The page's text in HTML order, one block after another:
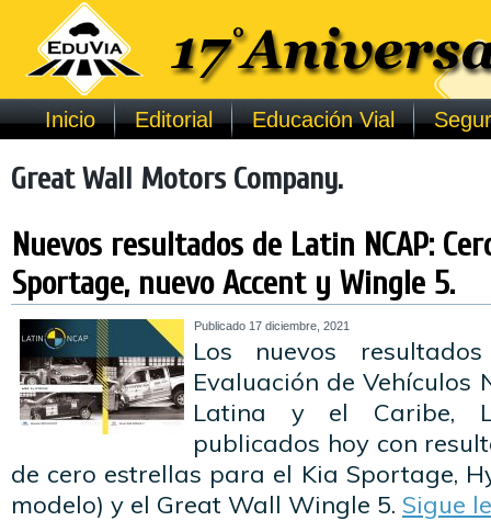
Inicio Editorial Educación Vial
Great Wall Motors Company.
Nuevos resultados de Latin NCAP:
Sportage, nuevo Accent y Wingle 5.
Publicado 17 diciembre, 2021
Los nuevos
Evaluación de Vehículos
Latina y el Caribe,
publicados hoy con
de cero estrellas para el Kia Sportage,
modelo) y el Great Wall Wingle 5. Sigue